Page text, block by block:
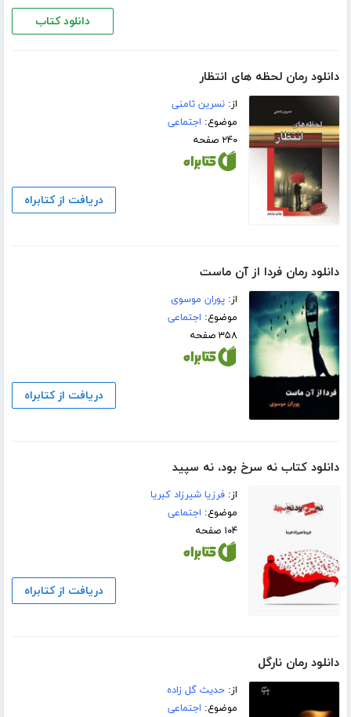
دانلود کتاب
دانلود رمان لحظه های انتظار
از:نسرین ثامنی
موضوع: اجتماعی
۲۴۰ صفحه
دریافت از کتابراه
دانلود رمان فردا از آن ماست
از:پوران موسوی
موضوع: اجتماعی
۳۵۸ صفحه
دریافت از کتابراه
دانلود کتاب نه سرخ بود، نه سپید
از:فرزیا شیرزاد کبریا
موضوع: اجتماعی
۱۰۴ صفحه
دریافت از کتابراه
دانلود رمان نارگل
از:حدیث گل زاده
موضوع: اجتماعی